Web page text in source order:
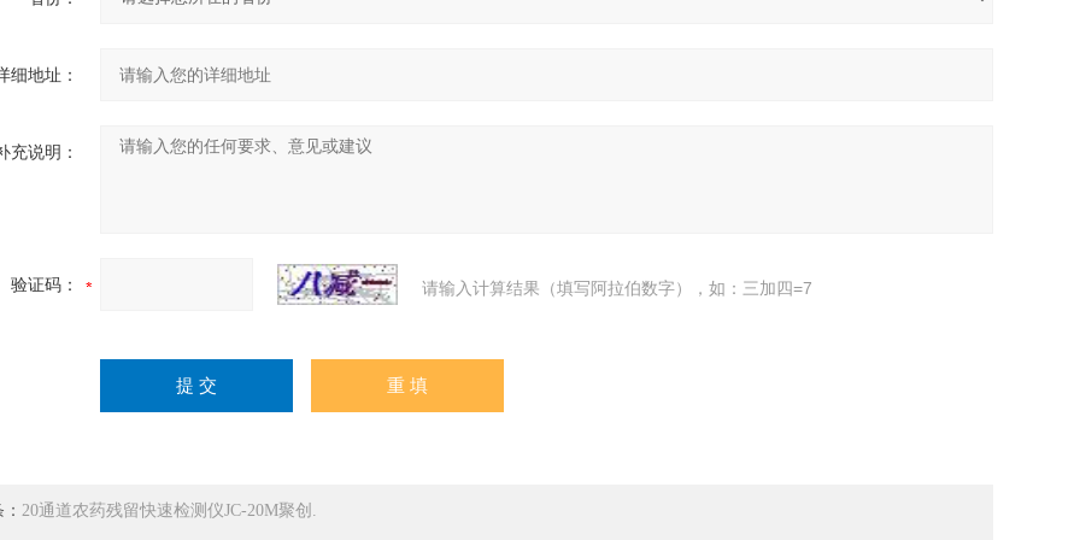
细地址：
充说明：
验证码： 请输入计算结果（填写阿拉伯数字），如：三加四=7
20通道农药残留快速检测仪JC-20M聚创.